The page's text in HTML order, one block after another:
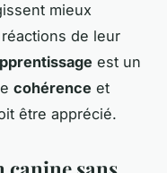
mieux
de leur
est un
cohérence et
être apprécié.